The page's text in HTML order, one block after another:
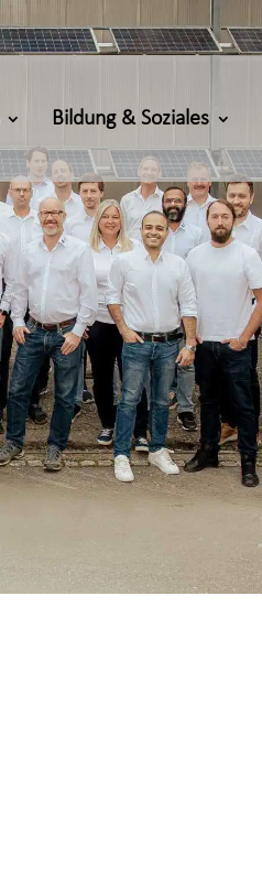
Bildung & Soziales